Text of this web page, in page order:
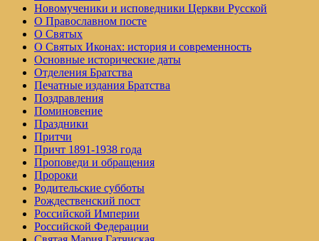
Но­во­му­че­ни­ки и ис­по­вед­ни­ки Церк­ви Рус­ской
О Православном посте
О Святых
О Святых Иконах: история и современность
Основные исторические даты
Отделения Братства
Печатные издания Братства
Поздравления
Поминовение
Праздники
Притчи
Причт 1891-1938 года
Проповеди и обращения
Пророки
Родительские субботы
Рождественский пост
Российской Империи
Российской Федерации